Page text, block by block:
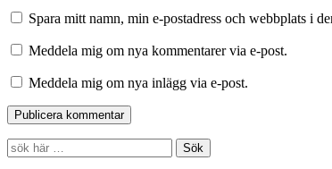
Spara mitt namn, min e-postadress och webbplats i
Meddela mig om nya kommentarer via e-post.
Meddela mig om nya inlägg via e-post.
Search
for: